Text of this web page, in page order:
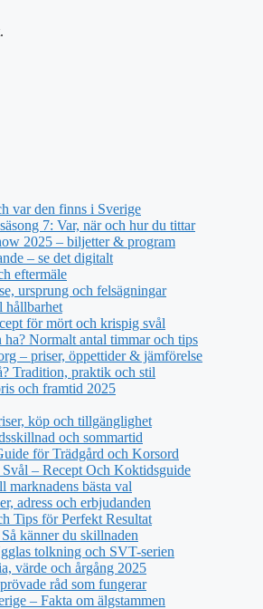
var den finns i Sverige
7: Var, när och hur du tittar
2025 – biljetter & program
– se det digitalt
eftermäle
ursprung och felsägningar
hållbarhet
för mört och krispig svål
Normalt antal timmar och tips
– priser, öppettider & jämförelse
Tradition, praktik och stil
och framtid 2025
köp och tillgänglighet
och sommartid
för Trädgård och Korsord
– Recept Och Koktidsguide
bästa val
adress och erbjudanden
Tips för Perfekt Resultat
känner du skillnaden
tolkning och SVT-serien
värde och årgång 2025
råd som fungerar
– Fakta om älgstammen